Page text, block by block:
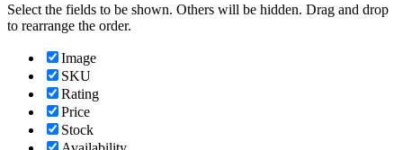
Select the fields to be shown. Others will be hidden. Drag and drop
to rearrange the order.
Image
SKU
Rating
Price
Stock